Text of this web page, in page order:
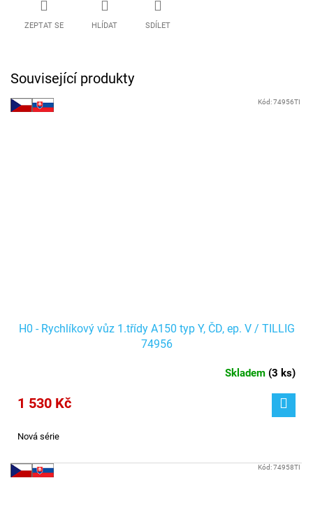
ZEPTAT SE HLÍDAT SDÍLET
Související produkty
H0 - Rychlíkový vůz 1.třídy A150 typ Y, ČD, ep. V / TILLIG
74956
Skladem (3 ks)
1 530 Kč
Nová série
Kód:74956TI
Kód:74958TI